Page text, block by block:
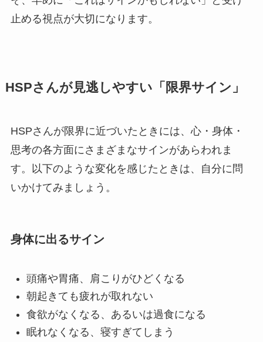
止める視点が大切になります。
HSPさんが見逃しやすい「限界サイン」
HSPさんが限界に近づいたときには、心・身体・
思考の各方面にさまざまなサインがあらわれま
す。以下のような変化を感じたときは、自分に問
いかけてみましょう。
身体に出るサイン
頭痛や胃痛、肩こりがひどくなる
朝起きても疲れが取れない
食欲がなくなる、あるいは過食になる
眠れなくなる、寝すぎてしまう